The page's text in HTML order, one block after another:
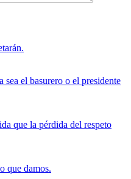
el basurero o el presidente
que la pérdida del respeto
que damos.